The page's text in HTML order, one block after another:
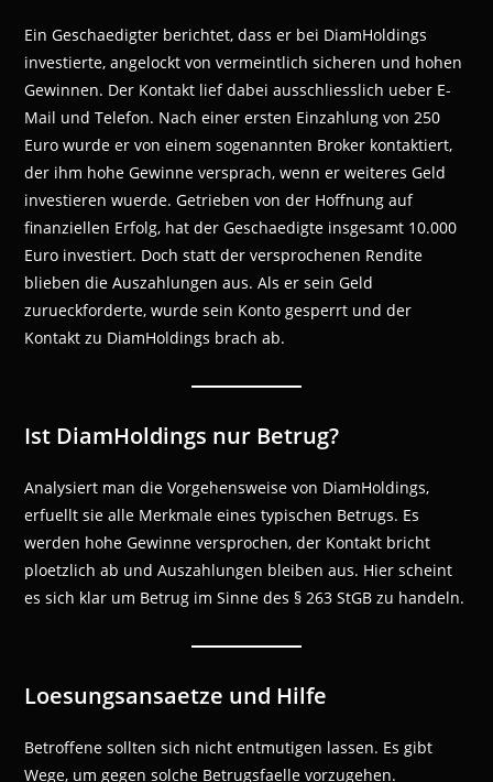
Ein Geschaedigter berichtet, dass er bei DiamHoldings
investierte, angelockt von vermeintlich sicheren und hohen
Gewinnen. Der Kontakt lief dabei ausschliesslich ueber E-
Mail und Telefon. Nach einer ersten Einzahlung von 250
Euro wurde er von einem sogenannten Broker kontaktiert,
der ihm hohe Gewinne versprach, wenn er weiteres Geld
investieren wuerde. Getrieben von der Hoffnung auf
finanziellen Erfolg, hat der Geschaedigte insgesamt 10.000
Euro investiert. Doch statt der versprochenen Rendite
blieben die Auszahlungen aus. Als er sein Geld
zurueckforderte, wurde sein Konto gesperrt und der
Kontakt zu DiamHoldings brach ab.
Ist DiamHoldings nur Betrug?
Analysiert man die Vorgehensweise von DiamHoldings,
erfuellt sie alle Merkmale eines typischen Betrugs. Es
werden hohe Gewinne versprochen, der Kontakt bricht
ploetzlich ab und Auszahlungen bleiben aus. Hier scheint
es sich klar um Betrug im Sinne des § 263 StGB zu handeln.
Loesungsansaetze und Hilfe
Betroffene sollten sich nicht entmutigen lassen. Es gibt
Wege, um gegen solche Betrugsfaelle vorzugehen.